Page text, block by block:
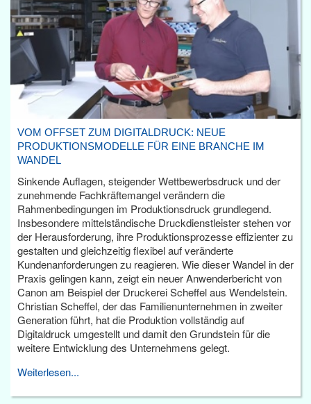
VOM OFFSET ZUM DIGITALDRUCK: NEUE
PRODUKTIONSMODELLE FÜR EINE BRANCHE IM
WANDEL
Sinkende Auflagen, steigender Wettbewerbsdruck und der
zunehmende Fachkräftemangel verändern die
Rahmenbedingungen im Produktionsdruck grundlegend.
Insbesondere mittelständische Druckdienstleister stehen vor
der Herausforderung, ihre Produktionsprozesse effizienter zu
gestalten und gleichzeitig flexibel auf veränderte
Kundenanforderungen zu reagieren. Wie dieser Wandel in der
Praxis gelingen kann, zeigt ein neuer Anwenderbericht von
Canon am Beispiel der Druckerei Scheffel aus Wendelstein.
Christian Scheffel, der das Familienunternehmen in zweiter
Generation führt, hat die Produktion vollständig auf
Digitaldruck umgestellt und damit den Grundstein für die
weitere Entwicklung des Unternehmens gelegt.
Weiterlesen...